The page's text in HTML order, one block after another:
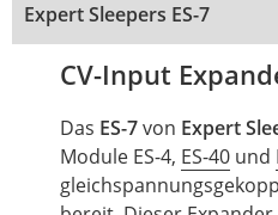
Expert Sleepers ES-7
CV-Input
Das ES-7von Expert
Module ES-4, ES-40 und